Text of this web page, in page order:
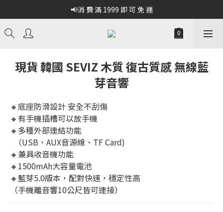
📢消 費 滿 1999 即 可 免 運
現貨 韓國 SEVIZ 木質 復古質感 無線藍
芽音響
🔸底座防滑設計 安全不刮傷
🔸有手機插槽可以放手機
🔸多種外部連結功能
  （USB、AUX音源線、TF Card)
🔸兼具收音機功能
🔸1500mAh大容量電池
🔸藍芽5.0版本，配對快速，穩定性高
（手機離音響10公尺皆可連接）